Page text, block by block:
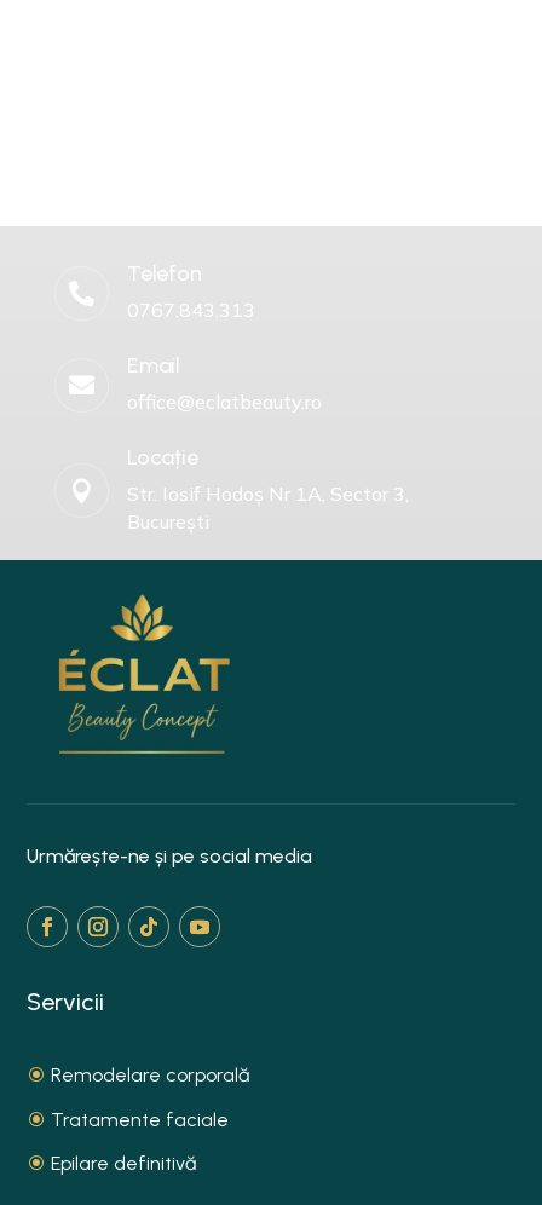

Telefon
0767.843.313

Email
office@eclatbeauty.ro

Locație
Str. Iosif Hodoș Nr 1A, Sector 3,
București
Urmărește-ne și pe social media
Servicii
Remodelare corporală
Tratamente faciale
Epilare definitivă